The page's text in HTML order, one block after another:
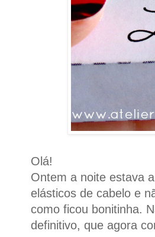
Olá!
Ontem a noite estava
elásticos de cabelo e
como ficou bonitinha.
definitivo, que agora